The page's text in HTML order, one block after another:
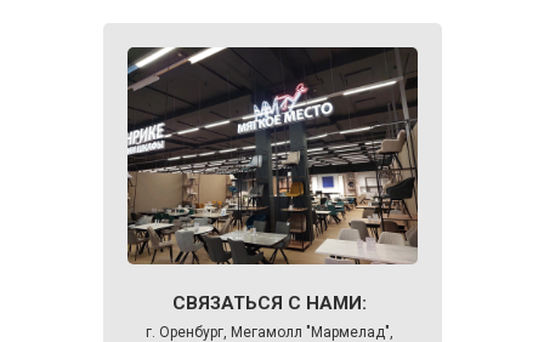
СВЯЗАТЬСЯ С НАМИ:
г. Оренбург, Мегамолл "Мармелад",